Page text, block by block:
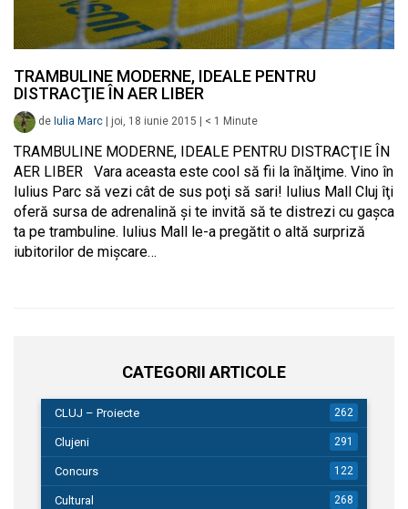
TRAMBULINE MODERNE, IDEALE PENTRU
DISTRACŢIE ÎN AER LIBER
de Iulia Marc joi, 18 iunie 2015 < 1 Minute
TRAMBULINE MODERNE, IDEALE PENTRU DISTRACŢIE ÎN
AER LIBER Vara aceasta este cool să fii la înălţime. Vino în
Iulius Parc să vezi cât de sus poţi să sari! Iulius Mall Cluj îţi
oferă sursa de adrenalină şi te invită să te distrezi cu gaşca
ta pe trambuline. Iulius Mall le-a pregătit o altă surpriză
iubitorilor de mişcare…
CATEGORII ARTICOLE
CLUJ – Proiecte 262
Clujeni 291
Concurs 122
Cultural 268